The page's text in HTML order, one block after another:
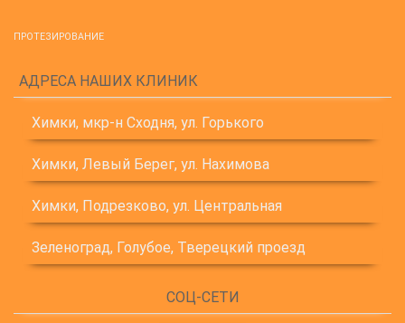
ПРОТЕЗИРОВАНИЕ
АДРЕСА НАШИХ КЛИНИК
Химки, мкр-н Сходня, ул. Горького
Химки, Левый Берег, ул. Нахимова
Химки, Подрезково, ул. Центральная
Зеленоград, Голубое, Тверецкий проезд
СОЦ-СЕТИ